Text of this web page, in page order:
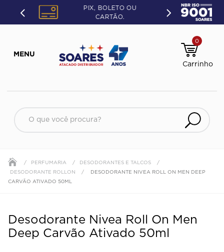
PIX, BOLETO OU
CARTÃO.
0
PERFUMARIA
DESODORANTES E TALCOS
DESODORANTE ROLLON
DESODORANTE NIVEA ROLL ON MEN DEEP
CARVÃO ATIVADO 50ML
Desodorante Nivea Roll On Men
Deep Carvão Ativado 50ml